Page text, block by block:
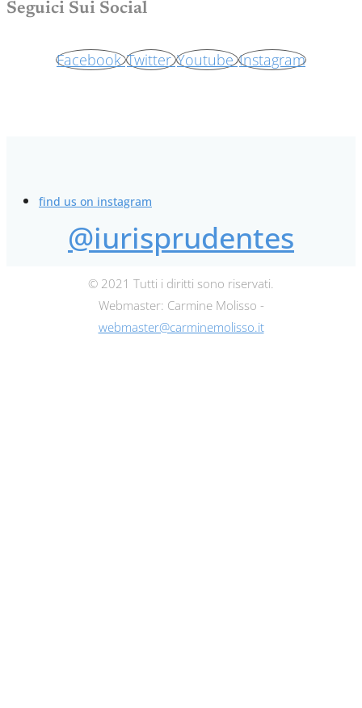
Seguici Sui Social
Facebook Twitter Youtube Instagram
find us on instagram
@iurisprudentes
© 2021 Tutti i diritti sono riservati.
Webmaster: Carmine Molisso -
webmaster@carminemolisso.it